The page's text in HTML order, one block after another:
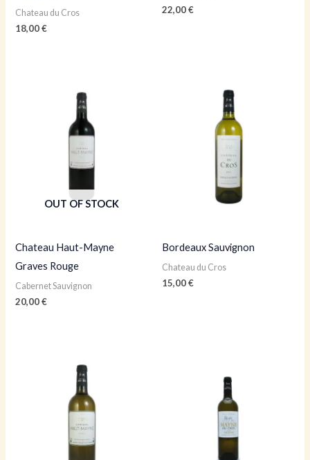
Chateau du Cros
18,00€
22,00€
OUT OF STOCK
Chateau Haut-Mayne
Graves Rouge
Cabernet Sauvignon
20,00€
Bordeaux Sauvignon
Chateau du Cros
15,00€